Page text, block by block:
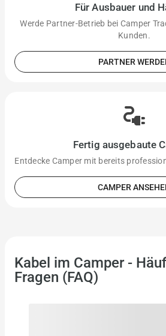
Für Ausbauer und
Werde Partner-Betrieb bei Camper
Kunden.
PARTNER
electrical_services
Fertig ausgebaute
Entdecke Camper mit bereits
CAMPER
Kabel im Camper -
Fragen (FAQ)